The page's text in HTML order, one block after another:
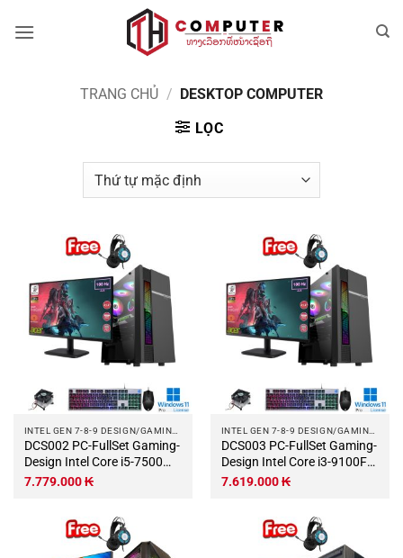
qua
TRANG CHỦ / DESKTOP COMPUTER
LỌC
DCS002 PC-FullSet Gaming-
Design Intel Core i5-7500
3.4Ghz Turbo 3.8Ghz 4
NVME 250Gb VGA RX550
4Gb PSU 400W ACER 21.5
7.779.000₭
DCS003 PC-FullSet Gaming-
Design Intel Core i3-9100F
3.6Ghz Turbo 4.2Ghz 4
NVME 250Gb VGA RX550
4Gb PSU 400W ACER 21.
7.619.000₭